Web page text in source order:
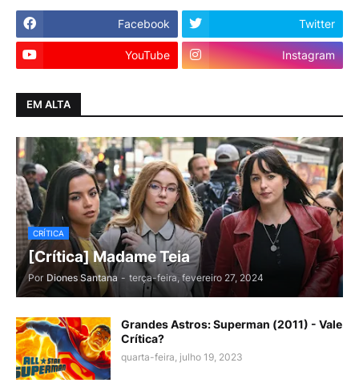
Facebook Twitter
YouTube Instagram
EM ALTA
CRÍTICA
[Crítica] Madame Teia
Por Diones Santana - terça-feira, fevereiro 27, 2024
Grandes Astros: Superman (2011) - Vale
Crítica?
quarta-feira, julho 19, 2023